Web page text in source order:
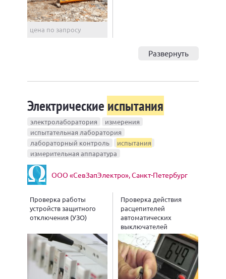
цена по запросу
Развернуть
Электрические испытания
электролаборатория
измерения
испытательная лаборатория
лабораторный контроль
испытания
измерительная аппаратура
ООО «СевЗапЭлектро», Санкт-Петербург
Проверка работы
устройств защитного
отключения (УЗО)
Проверка действия
расцепителей
автоматических
выключателей